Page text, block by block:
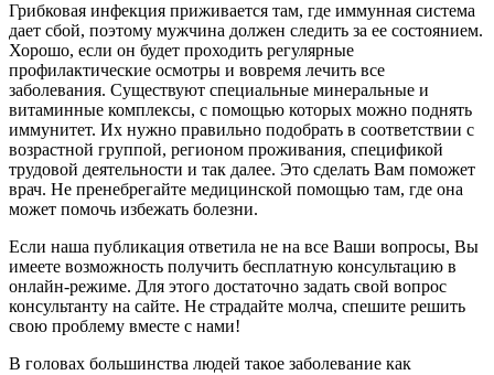
Грибковая инфекция приживается там, где иммунная система
дает сбой, поэтому мужчина должен следить за ее состоянием.
Хорошо, если он будет проходить регулярные
профилактические осмотры и вовремя лечить все
заболевания. Существуют специальные минеральные и
витаминные комплексы, с помощью которых можно поднять
иммунитет. Их нужно правильно подобрать в соответствии с
возрастной группой, регионом проживания, спецификой
трудовой деятельности и так далее. Это сделать Вам поможет
врач. Не пренебрегайте медицинской помощью там, где она
может помочь избежать болезни.
Если наша публикация ответила не на все Ваши вопросы, Вы
имеете возможность получить бесплатную консультацию в
онлайн-режиме. Для этого достаточно задать свой вопрос
консультанту на сайте. Не страдайте молча, спешите решить
свою проблему вместе с нами!
В головах большинства людей такое заболевание как